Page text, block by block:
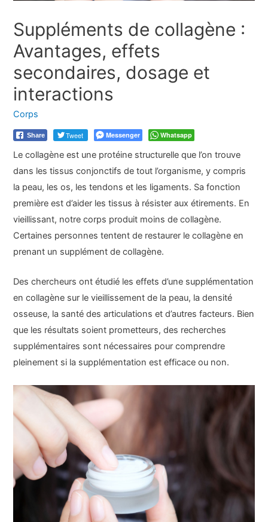
Suppléments de collagène :
Avantages, effets
secondaires, dosage et
interactions
Corps
Share Tweet Messenger Whatsapp
Le collagène est une protéine structurelle que l’on trouve
dans les tissus conjonctifs de tout l’organisme, y compris
la peau, les os, les tendons et les ligaments. Sa fonction
première est d’aider les tissus à résister aux étirements. En
vieillissant, notre corps produit moins de collagène.
Certaines personnes tentent de restaurer le collagène en
prenant un supplément de collagène.
Des chercheurs ont étudié les effets d’une supplémentation
en collagène sur le vieillissement de la peau, la densité
osseuse, la santé des articulations et d’autres facteurs. Bien
que les résultats soient prometteurs, des recherches
supplémentaires sont nécessaires pour comprendre
pleinement si la supplémentation est efficace ou non.